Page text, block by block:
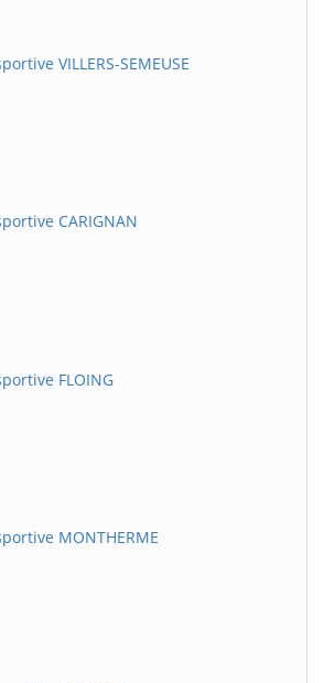
VILLERS-SEMEUSE
CARIGNAN
FLOING
MONTHERME